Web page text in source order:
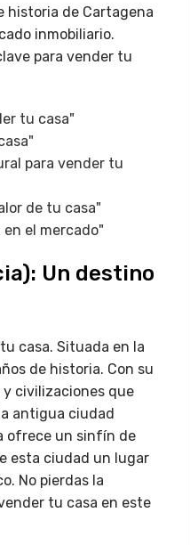
historia de Cartagena
inmobiliario.
para vender tu
tu casa"
para vender tu
de tu casa"
el mercado"
Un destino
casa. Situada en la
de historia. Con su
civilizaciones que
antigua ciudad
ofrece un sinfín de
esta ciudad un lugar
No pierdas la
tu casa en este